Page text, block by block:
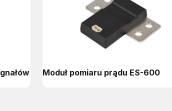
Moduł pomiaru prądu ES-600